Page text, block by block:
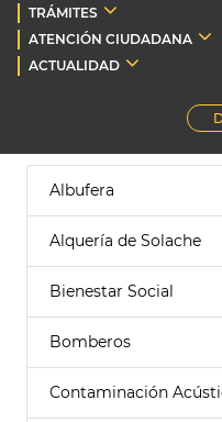
TRÁMITES
ATENCIÓN CIUDADANA
ACTUALIDAD
Albufera
Alquería de Solache
Bienestar Social
Bomberos
Contaminación